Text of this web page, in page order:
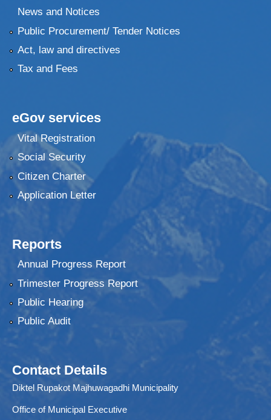
News and Notices
Public Procurement/ Tender Notices
Act, law and directives
Tax and Fees
eGov services
Vital Registration
Social Security
Citizen Charter
Application Letter
Reports
Annual Progress Report
Trimester Progress Report
Public Hearing
Public Audit
Contact Details
Diktel Rupakot Majhuwagadhi Municipality
Office of Municipal Executive